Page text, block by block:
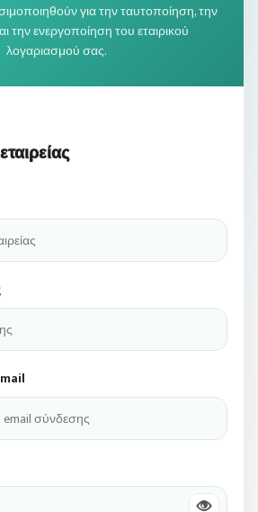
για την ταυτοποίηση, την
την ενεργοποίηση του εταιρικού
λογαριασμού σας.